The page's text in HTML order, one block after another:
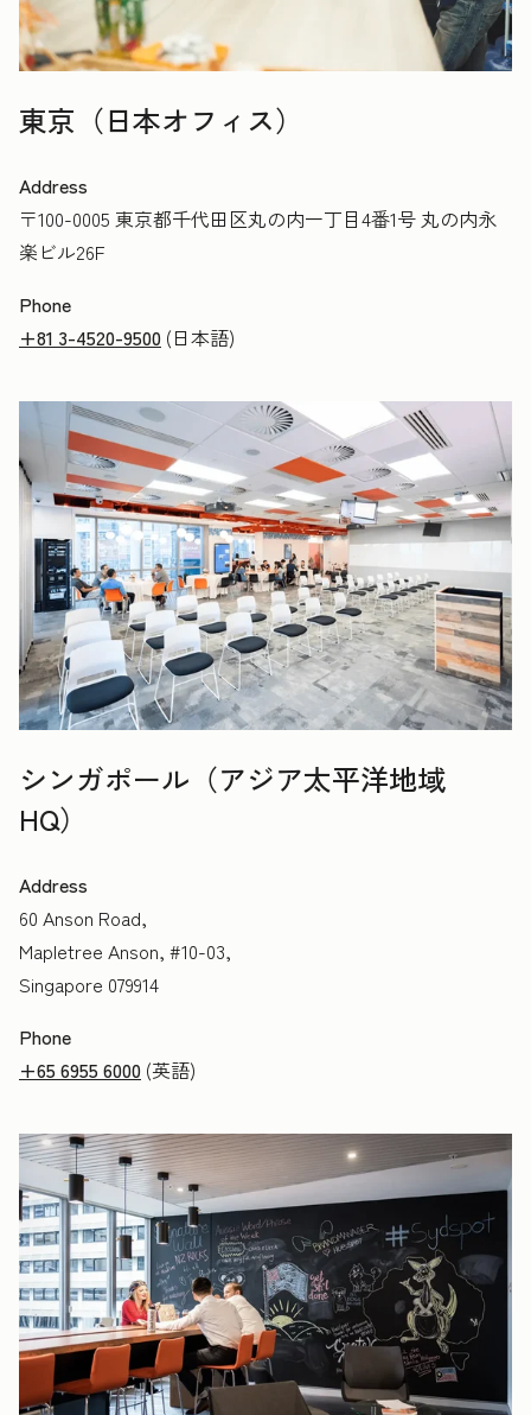
東京（日本オフィス）
Address
〒100-0005 東京都千代田区丸の内一丁目4番1号 丸の内永
楽ビル26F
Phone
+81 3-4520-9500 (日本語)
シンガポール（アジア太平洋地域
HQ）
Address
60 Anson Road,
Mapletree Anson, #10-03,
Singapore 079914
Phone
+65 6955 6000 (英語)